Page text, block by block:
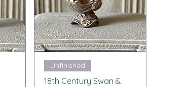
Snabbvisning
Unfinished
18th Century Swan &